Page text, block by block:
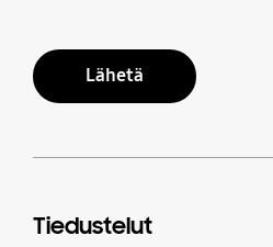
Lähetä
Tiedustelut